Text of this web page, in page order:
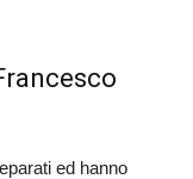
ed hanno